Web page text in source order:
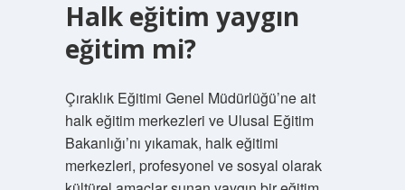
Halk eğitim yaygın
eğitim mi?
Çıraklık Eğitimi Genel Müdürlüğü’ne ait
halk eğitim merkezleri ve Ulusal Eğitim
Bakanlığı’nı yıkamak, halk eğitimi
merkezleri, profesyonel ve sosyal olarak